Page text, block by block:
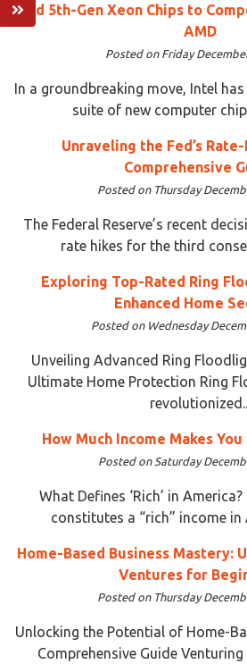
and 5th-Gen Xeon Chips to
AMD
Posted on Friday
In a groundbreaking move, Intel
suite of new computer
Unraveling the Fed’s
Comprehensive
Posted on Thursday
The Federal Reserve’s recent
rate hikes for the third
Exploring Top-Rated Ring
Enhanced Home
Posted on Wednesday
Unveiling Advanced Ring
Ultimate Home Protection Ring
How Much Income Makes
Posted on Saturday
What Defines ‘Rich’ in
constitutes a “rich” income in
Home-Based Business Mastery:
Ventures for
Posted on Thursday
Unlocking the Potential of Home-
Comprehensive Guide